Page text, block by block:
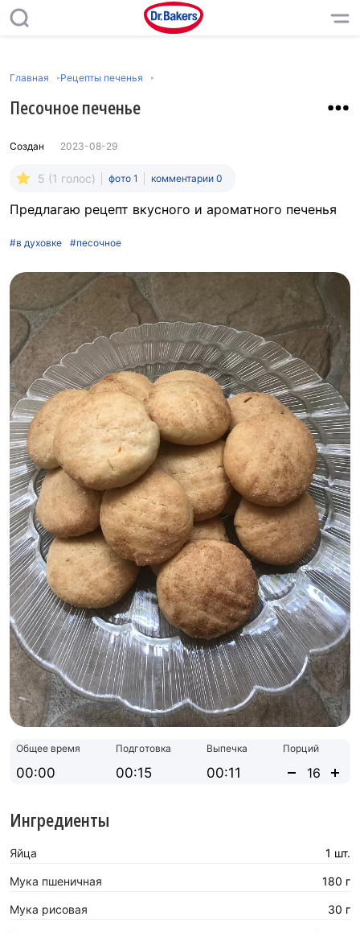
Главная Рецепты печенья
Песочное печенье
Создан 2023-08-29
5 (1 голос) фото 1 комментарии 0
Предлагаю рецепт вкусного и ароматного печенья
#в духовке #песочное
Общее время
00:00
Подготовка
00:15
Выпечка
00:11
Порций
Ингредиенты
Яйца 1 шт.
Мука пшеничная 180 г
Мука рисовая 30 г